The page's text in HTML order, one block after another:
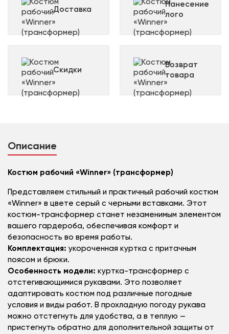
Доставка
Нанесение
лого
Скидки
Возврат
товара
Описание
Костюм рабочий «Winner» (трансформер)
Представляем стильный и практичный рабочий костюм
«Winner» в цвете серый с черными вставками. Этот
костюм-трансформер станет незаменимым элементом
вашего гардероба, обеспечивая комфорт и
безопасность во время работы.
Комплектация: укороченная куртка с притачным
поясом и брюки.
Особенность модели: куртка-трансформер с
отстегивающимися рукавами. Это позволяет
адаптировать костюм под различные погодные
условия и виды работ. В прохладную погоду рукава
можно отстегнуть для удобства, а в теплую —
пристегнуть обратно для дополнительной защиты от